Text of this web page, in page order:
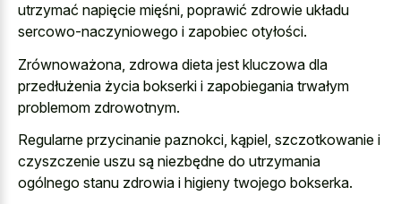
utrzymać napięcie mięśni, poprawić zdrowie układu
sercowo-naczyniowego i zapobiec otyłości.
Zrównoważona, zdrowa dieta jest kluczowa dla
przedłużenia życia bokserki i zapobiegania trwałym
problemom zdrowotnym.
Regularne przycinanie paznokci, kąpiel, szczotkowanie i
czyszczenie uszu są niezbędne do utrzymania
ogólnego stanu zdrowia i higieny twojego bokserka.